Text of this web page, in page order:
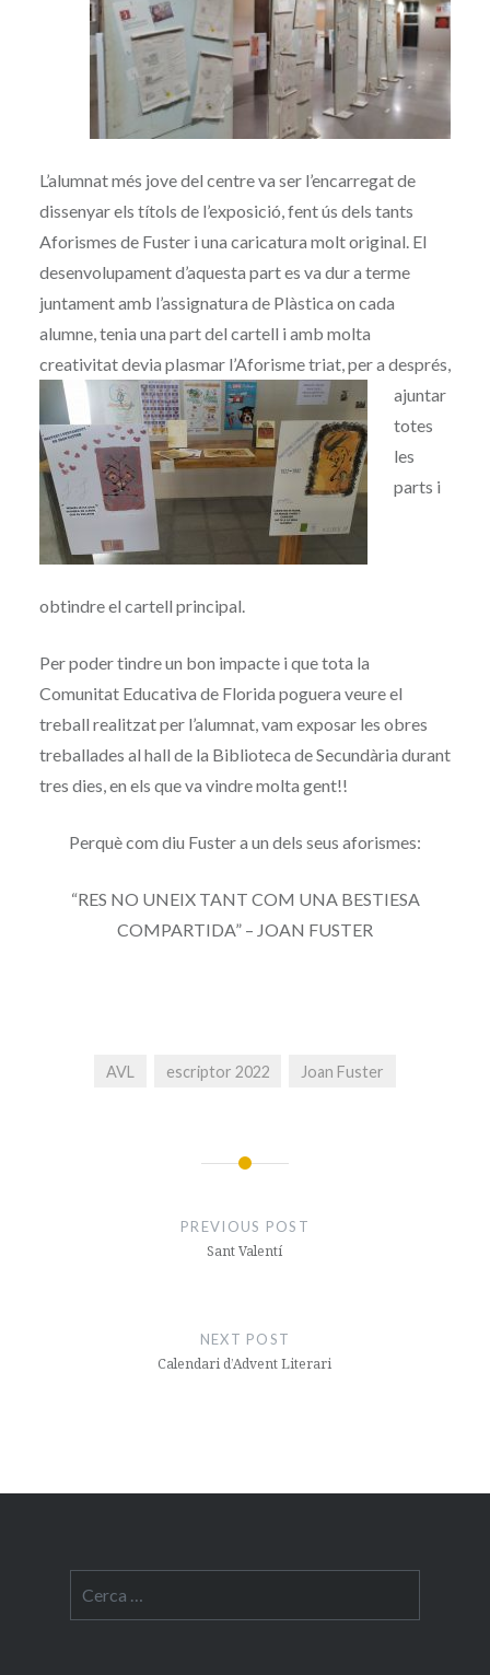
L’alumnat més jove del centre va ser l’encarregat de
dissenyar els títols de l’exposició, fent ús dels tants
Aforismes de Fuster i una caricatura molt original. El
desenvolupament d’aquesta part es va dur a terme
juntament amb l’assignatura de Plàstica on cada
alumne, tenia una part del cartell i amb molta
creativitat devia plasmar l’Aforisme triat, per a després,
ajuntar
totes
les
parts i
obtindre el cartell principal.
Per poder tindre un bon impacte i que tota la
Comunitat Educativa de Florida poguera veure el
treball realitzat per l’alumnat, vam exposar les obres
treballades al hall de la Biblioteca de Secundària durant
tres dies, en els que va vindre molta gent!!
Perquè com diu Fuster a un dels seus aforismes:
“RES NO UNEIX TANT COM UNA BESTIESA
COMPARTIDA” – JOAN FUSTER
AVL escriptor 2022 Joan Fuster
PREVIOUS POST
Sant Valentí
NEXT POST
Calendari d’Advent Literari